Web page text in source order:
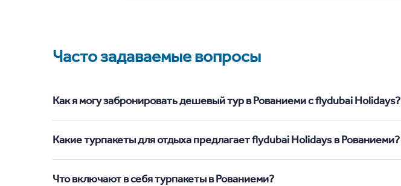
Часто задаваемые вопросы
Как я могу забронировать дешевый тур в Рованиеми с flydubai Holidays?
Какие турпакеты для отдыха предлагает flydubai Holidays в Рованиеми?
Что включают в себя турпакеты в Рованиеми?